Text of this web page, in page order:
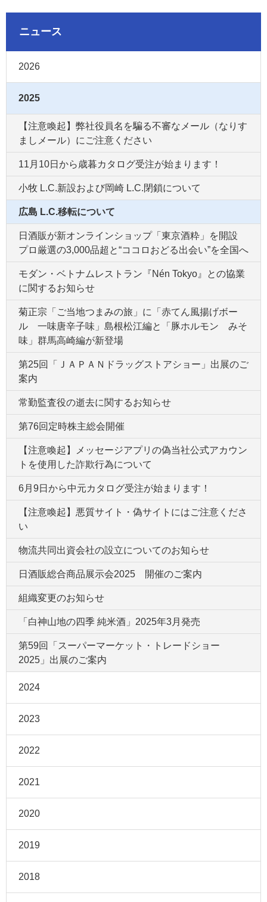
ニュース
2026
2025
【注意喚起】弊社役員名を騙る不審なメール（なりす
ましメール）にご注意ください
11月10日から歳暮カタログ受注が始まります！
小牧 L.C.新設および岡崎 L.C.閉鎖について
広島 L.C.移転について
日酒販が新オンラインショップ「東京酒粋」を開設
プロ厳選の3,000品超と“ココロおどる出会い”を全国へ
モダン・ベトナムレストラン『Nén Tokyo』との協業
に関するお知らせ
菊正宗「ご当地つまみの旅」に「赤てん風揚げボー
ル 一味唐辛子味」島根松江編と「豚ホルモン みそ
味」群馬高崎編が新登場
第25回「ＪＡＰＡＮドラッグストアショー」出展のご
案内
常勤監査役の逝去に関するお知らせ
第76回定時株主総会開催
【注意喚起】メッセージアプリの偽当社公式アカウン
トを使用した詐欺行為について
6月9日から中元カタログ受注が始まります！
【注意喚起】悪質サイト・偽サイトにはご注意くださ
い
物流共同出資会社の設立についてのお知らせ
日酒販総合商品展示会2025 開催のご案内
組織変更のお知らせ
「白神山地の四季 純米酒」2025年3月発売
第59回「スーパーマーケット・トレードショー
2025」出展のご案内
2024
2023
2022
2021
2020
2019
2018